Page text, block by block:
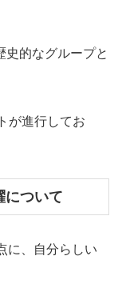
史的なグループと
が進行してお
ついて
に、自分らしい